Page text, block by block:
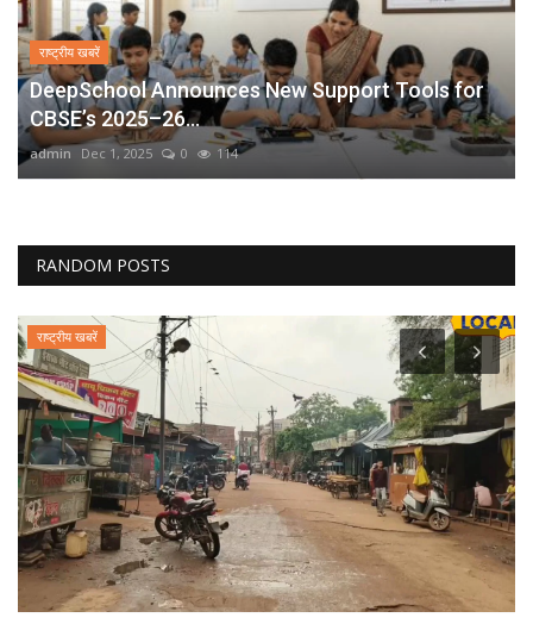
राष्ट्रीय खबरें
DeepSchool Announces New Support Tools for
CBSE’s 2025–26...
admin Dec 1, 2025 0 114
RANDOM POSTS
राष्ट्रीय खबरें